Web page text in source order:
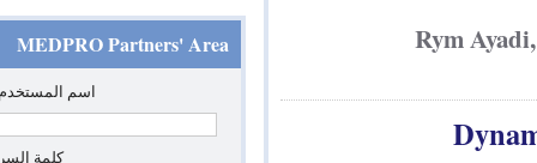
MEDPRO Partners' Area
‏اسم المستخدم: ‏*